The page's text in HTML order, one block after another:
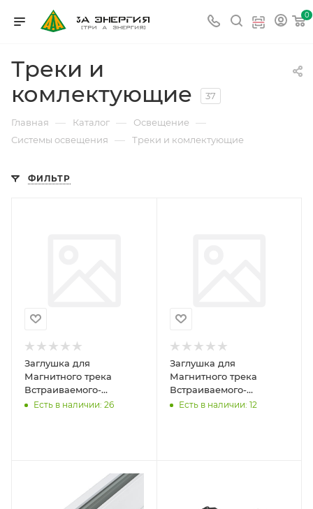
0
Треки и
комлектующие
37
Главная — Каталог — Освещение —
Системы освещения — Треки и комлектующие
ФИЛЬТР
Заглушка для
Магнитного трека
Встраиваемого-
Натяжной Черный CXPJ
Есть в наличии: 26
Заглушка для
Магнитного трека
Встраиваемого-
Натяжной Черный
Есть в наличии: 12